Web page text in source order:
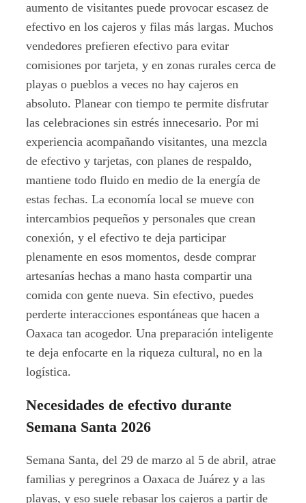
aumento de visitantes puede provocar escasez de
efectivo en los cajeros y filas más largas. Muchos
vendedores prefieren efectivo para evitar
comisiones por tarjeta, y en zonas rurales cerca de
playas o pueblos a veces no hay cajeros en
absoluto. Planear con tiempo te permite disfrutar
las celebraciones sin estrés innecesario. Por mi
experiencia acompañando visitantes, una mezcla
de efectivo y tarjetas, con planes de respaldo,
mantiene todo fluido en medio de la energía de
estas fechas. La economía local se mueve con
intercambios pequeños y personales que crean
conexión, y el efectivo te deja participar
plenamente en esos momentos, desde comprar
artesanías hechas a mano hasta compartir una
comida con gente nueva. Sin efectivo, puedes
perderte interacciones espontáneas que hacen a
Oaxaca tan acogedor. Una preparación inteligente
te deja enfocarte en la riqueza cultural, no en la
logística.
Necesidades de efectivo durante
Semana Santa 2026
Semana Santa, del 29 de marzo al 5 de abril, atrae
familias y peregrinos a Oaxaca de Juárez y a las
playas, y eso suele rebasar los cajeros a partir de